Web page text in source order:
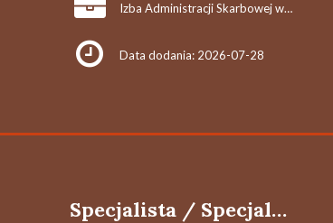
Izba Administracji Skarbowej w Warszawie
Data dodania: 2026-07-28
Specjalista / Specjalistka ds. Rejestracji Produktów Farmaceutycznych